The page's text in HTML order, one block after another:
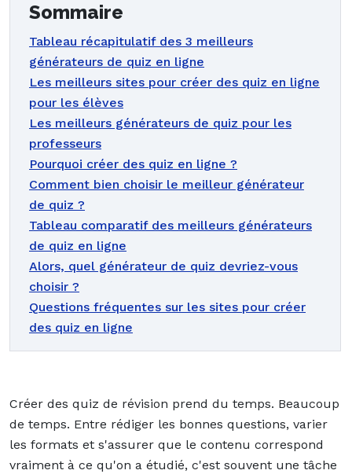
Sommaire
Tableau récapitulatif des 3 meilleurs
générateurs de quiz en ligne
Les meilleurs sites pour créer des quiz en ligne
pour les élèves
Les meilleurs générateurs de quiz pour les
professeurs
Pourquoi créer des quiz en ligne ?
Comment bien choisir le meilleur générateur
de quiz ?
Tableau comparatif des meilleurs générateurs
de quiz en ligne
Alors, quel générateur de quiz devriez-vous
choisir ?
Questions fréquentes sur les sites pour créer
des quiz en ligne
Créer des quiz de révision prend du temps. Beaucoup
de temps. Entre rédiger les bonnes questions, varier
les formats et s'assurer que le contenu correspond
vraiment à ce qu'on a étudié, c'est souvent une tâche